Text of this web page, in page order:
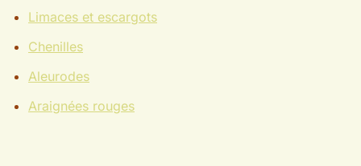
Limaces et escargots
Chenilles
Aleurodes
Araignées rouges